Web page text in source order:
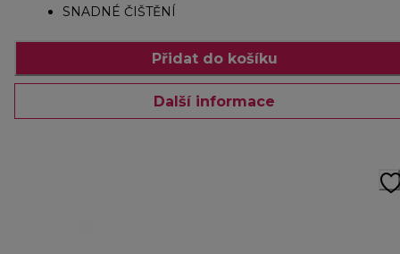
SNADNÉ ČIŠTĚNÍ
Přidat do košíku
Další informace